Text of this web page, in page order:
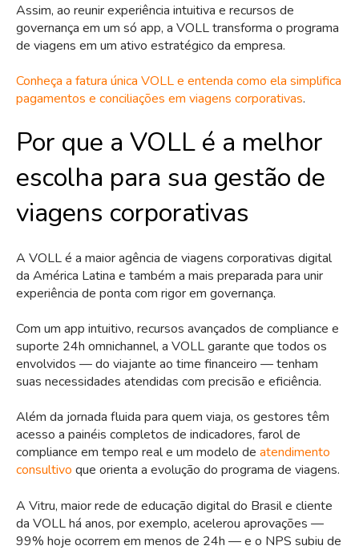
Assim, ao reunir experiência intuitiva e recursos de
governança em um só app, a VOLL transforma o programa
de viagens em um ativo estratégico da empresa.
Conheça a fatura única VOLL e entenda como ela simplifica
pagamentos e conciliações em viagens corporativas.
Por que a VOLL é a melhor
escolha para sua gestão de
viagens corporativas
A VOLL é a maior agência de viagens corporativas digital
da América Latina e também a mais preparada para unir
experiência de ponta com rigor em governança.
Com um app intuitivo, recursos avançados de compliance e
suporte 24h omnichannel, a VOLL garante que todos os
envolvidos — do viajante ao time financeiro — tenham
suas necessidades atendidas com precisão e eficiência.
Além da jornada fluida para quem viaja, os gestores têm
acesso a painéis completos de indicadores, farol de
compliance em tempo real e um modelo de atendimento
consultivo que orienta a evolução do programa de viagens.
A Vitru, maior rede de educação digital do Brasil e cliente
da VOLL há anos, por exemplo, acelerou aprovações —
99% hoje ocorrem em menos de 24h — e o NPS subiu de